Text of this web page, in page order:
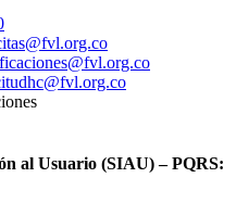
al Usuario (SIAU) – PQRS: